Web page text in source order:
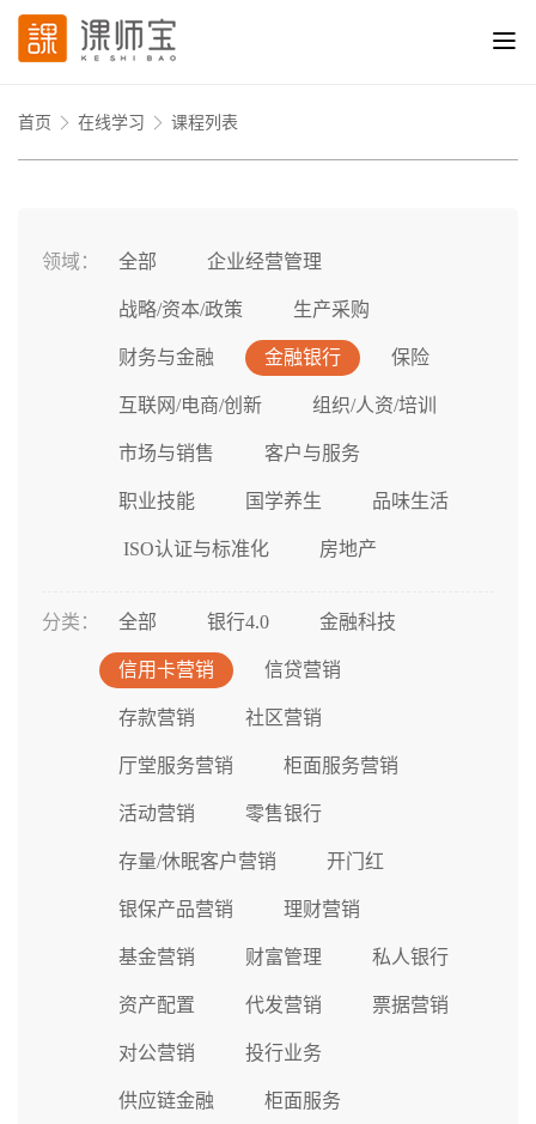
首页 在线学习 课程列表
领域： 全部 企业经营管理
战略/资本/政策 生产采购
财务与金融 金融银行 保险
互联网/电商/创新 组织/人资/培训
市场与销售 客户与服务
职业技能 国学养生 品味生活
ISO认证与标准化 房地产
分类： 全部 银行4.0 金融科技
信用卡营销 信贷营销
存款营销 社区营销
厅堂服务营销 柜面服务营销
活动营销 零售银行
存量/休眠客户营销 开门红
银保产品营销 理财营销
基金营销 财富管理 私人银行
资产配置 代发营销 票据营销
对公营销 投行业务
供应链金融 柜面服务